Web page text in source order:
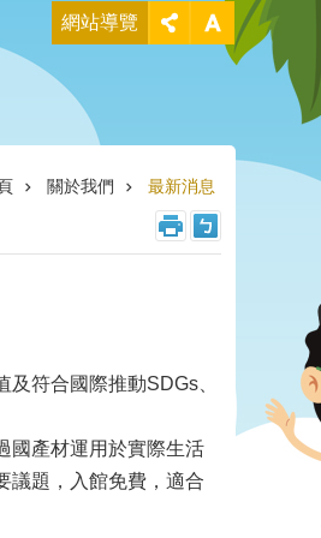
網站導覽
關於我們 最新消息
符合國際推動SDGs、
國產材運用於實際生活
議題，入館免費，適合